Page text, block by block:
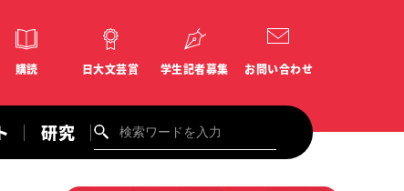
購読 日大文芸賞 学生記者募集 お問い合わせ
研究